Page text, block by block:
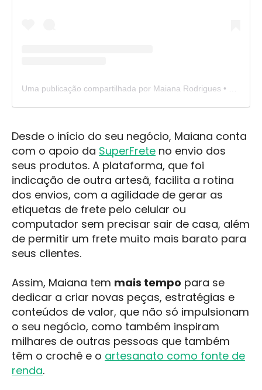
Desde o início do seu negócio, Maiana conta
com o apoio da SuperFrete no envio dos
seus produtos. A plataforma, que foi
indicação de outra artesã, facilita a rotina
dos envios, com a agilidade de gerar as
etiquetas de frete pelo celular ou
computador sem precisar sair de casa, além
de permitir um frete muito mais barato para
seus clientes.
Assim, Maiana tem mais tempo para se
dedicar a criar novas peças, estratégias e
conteúdos de valor, que não só impulsionam
o seu negócio, como também inspiram
milhares de outras pessoas que também
têm o crochê e o artesanato como fonte de
renda.